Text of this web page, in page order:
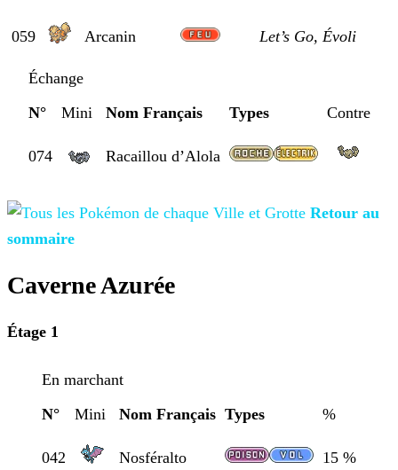
059 Arcanin Let’s Go, Évoli
Échange
N°
Mini Nom Français Types Contre
074 Racaillou d’Alola
Retour au
sommaire
Caverne Azurée
Étage 1
En marchant
N°
Mini Nom Français Types %
042 Nosféralto 15 %